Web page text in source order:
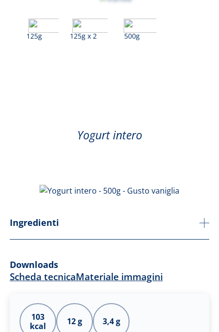
125g 125g x 2 500g
Yogurt intero
Ingredienti
Downloads
Scheda tecnicaMateriale immagini
103
kcal
12 g 3,4 g